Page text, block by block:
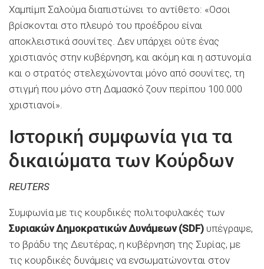
Χαμπίμπ Σαλούμα διαπιστώνει το αντίθετο: «Οσοι
βρίσκονται στο πλευρό του προέδρου είναι
αποκλειστικά σουνίτες. Δεν υπάρχει ούτε ένας
χριστιανός στην κυβέρνηση, και ακόμη και η αστυνομία
και ο στρατός στελεχώνονται μόνο από σουνίτες, τη
στιγμή που μόνο στη Δαμασκό ζουν περίπου 100.000
χριστιανοί».
Ιστορική συμφωνία για τα
δικαιώματα των Κούρδων
REUTERS
Συμφωνία με τις κουρδικές πολιτοφυλακές των
Συριακών Δημοκρατικών Δυνάμεων (SDF) υπέγραψε,
το βράδυ της Δευτέρας, η κυβέρνηση της Συρίας, με
τις κουρδικές δυνάμεις να ενσωματώνονται στον